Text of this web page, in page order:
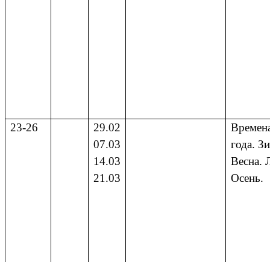
23-26
29.02
07.03
14.03
21.03
года.
Весна.
Осень.